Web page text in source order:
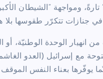
ومواجهة “الشيطان
جنازات تتكرّر طقوسها بلا
انهيار الوحدة الوطنيّة، أو
مع إسرائيل (العدو
إنّما يوفّرها بعناء النفس